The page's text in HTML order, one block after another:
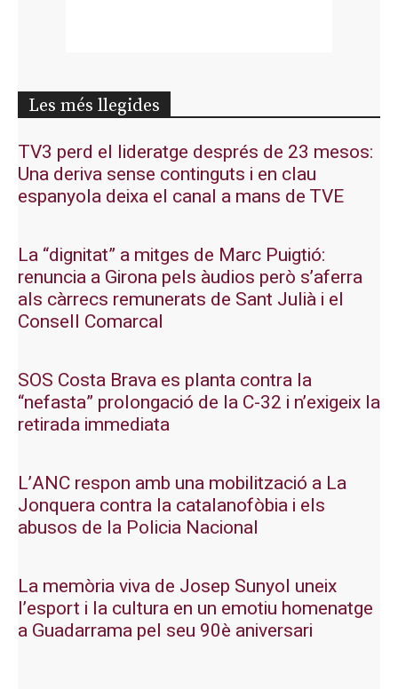
Les més llegides
TV3 perd el lideratge després de 23 mesos:
Una deriva sense continguts i en clau
espanyola deixa el canal a mans de TVE
La “dignitat” a mitges de Marc Puigtió:
renuncia a Girona pels àudios però s’aferra
als càrrecs remunerats de Sant Julià i el
Consell Comarcal
SOS Costa Brava es planta contra la
“nefasta” prolongació de la C-32 i n’exigeix la
retirada immediata
L’ANC respon amb una mobilització a La
Jonquera contra la catalanofòbia i els
abusos de la Policia Nacional
La memòria viva de Josep Sunyol uneix
l’esport i la cultura en un emotiu homenatge
a Guadarrama pel seu 90è aniversari